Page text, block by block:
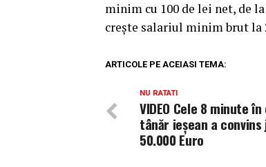
minim cu 100 de lei net, de
crește salariul minim brut la
ARTICOLE PE ACEIASI TEMA:
NU RATATI
​VIDEO Cele 8 minute
tânăr ieșean a
50.000 Euro